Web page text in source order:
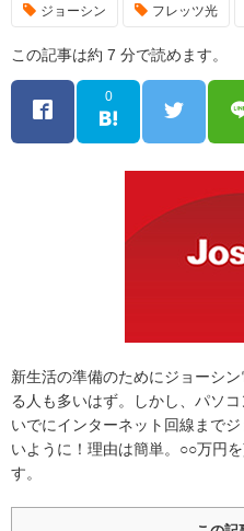
ジョーシン フレッツ光
この記事は約 7 分で読めます。
0
新生活の準備のためにジョーシ
る人も多いはず。しかし、パソ
いでにインターネット回線まで
いように！理由は簡単。○○万円
す。